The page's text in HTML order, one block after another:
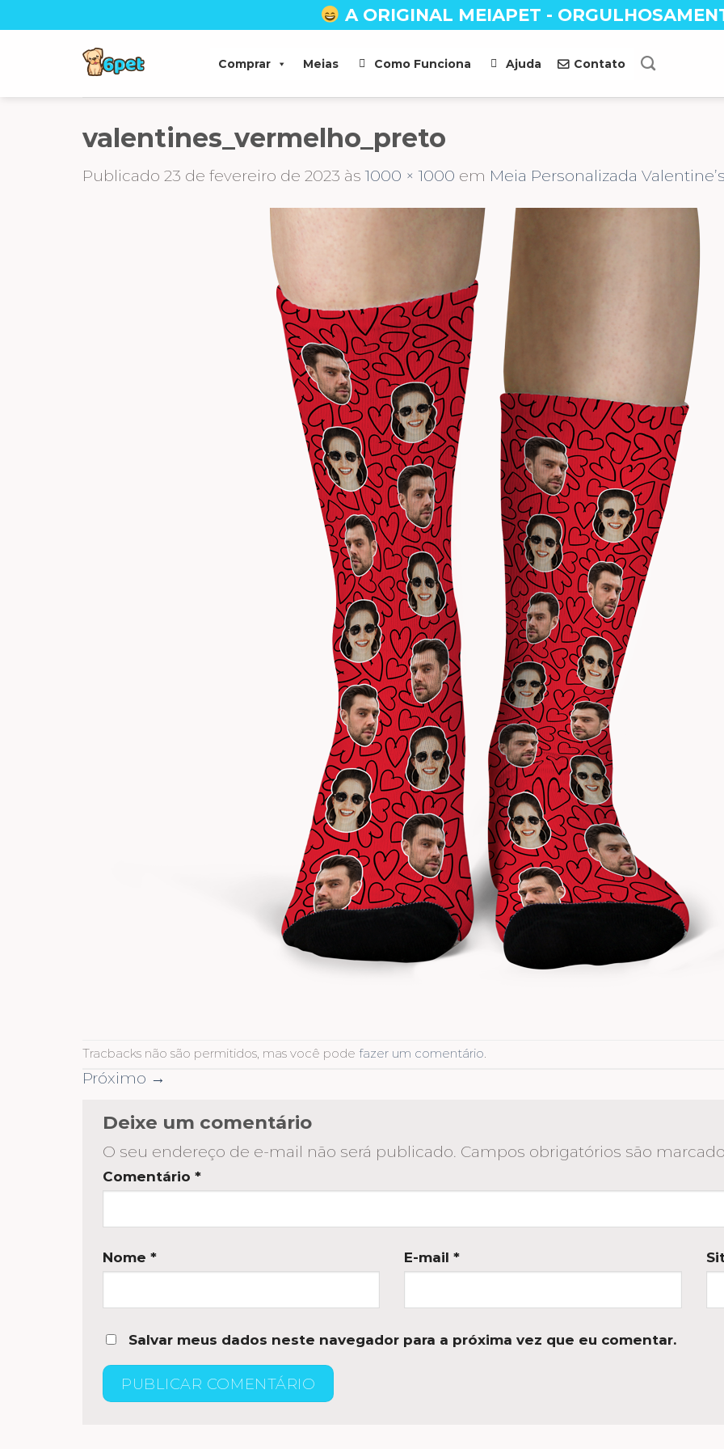
to
A ORIGINAL MEIAPET -
Comprar Meias Como Funciona Ajuda Contato
valentines_vermelho_preto
Publicado 23 de fevereiro de 2023 às1000 × 1000 em Meia Personalizada Valentine’s
Tracbacks não são permitidos, mas você pode fazer um comentário.
Próximo →
Deixe um comentário
O seu endereço de e-mail não será publicado. Campos obrigatórios são
Comentário *
Nome * E-mail*
Salvar meus dados neste navegador para a próxima vez que eu comentar.